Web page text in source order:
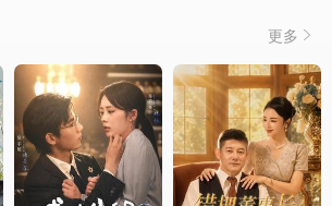
更多